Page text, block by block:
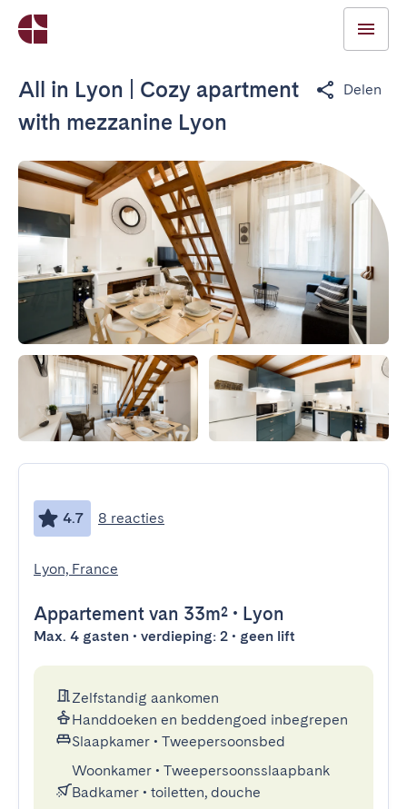
All in Lyon | Cozy apartment
with mezzanine Lyon
Delen
4.7 8 reacties
Lyon, France
Appartement van 33m² • Lyon
Max. 4 gasten • verdieping: 2 • geen lift
Zelfstandig aankomen
Handdoeken en beddengoed inbegrepen
Slaapkamer • Tweepersoonsbed
Woonkamer • Tweepersoonsslaapbank
Badkamer • toiletten, douche